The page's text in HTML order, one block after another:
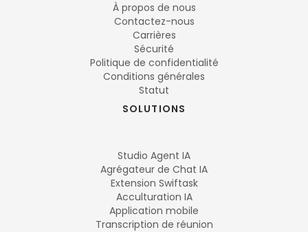
À propos de nous
Contactez-nous
Carrières
Sécurité
Politique de confidentialité
Conditions générales
Statut
SOLUTIONS
Studio Agent IA
Agrégateur de Chat IA
Extension Swiftask
Acculturation IA
Application mobile
Transcription de réunion